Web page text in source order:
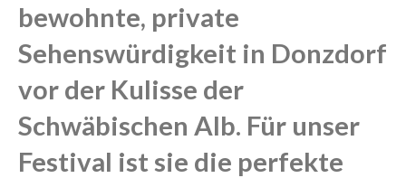
bewohnte, private
Sehenswürdigkeit in Donzdorf
vor der Kulisse der
Schwäbischen Alb. Für unser
Festival ist sie die perfekte